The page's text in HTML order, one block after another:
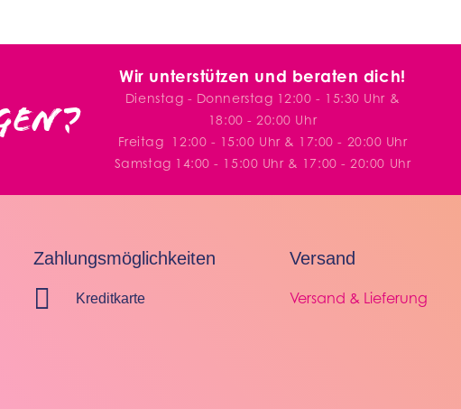
Wir unterstützen und beraten dich!
Dienstag - Donnerstag 12:00 - 15:30 Uhr &
18:00 - 20:00 Uhr
Freitag
12:00 - 15:00 Uhr & 17:00 - 20:00 Uhr
Samstag 14:00 - 15:00 Uhr & 17:00 - 20:00 Uhr
Zahlungsmöglichkeiten
 Kreditkarte
Versand
Versand & Lieferung